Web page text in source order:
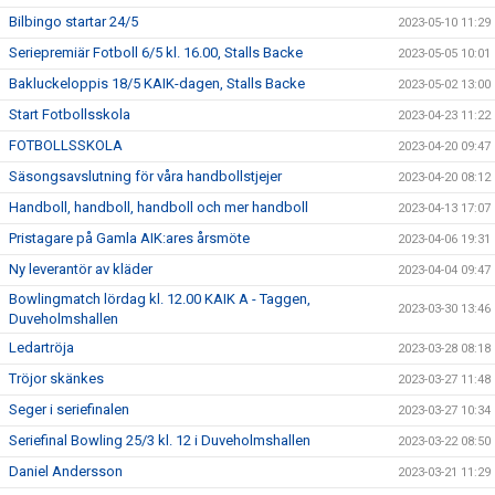
Bilbingo startar 24/5 2023-05-10 11:29
Seriepremiär Fotboll 6/5 kl. 16.00, Stalls Backe 2023-05-05 10:01
Bakluckeloppis 18/5 KAIK-dagen, Stalls Backe 2023-05-02 13:00
Start Fotbollsskola 2023-04-23 11:22
FOTBOLLSSKOLA 2023-04-20 09:47
Säsongsavslutning för våra handbollstjejer 2023-04-20 08:12
Handboll, handboll, handboll och mer handboll 2023-04-13 17:07
Pristagare på Gamla AIK:ares årsmöte 2023-04-06 19:31
Ny leverantör av kläder 2023-04-04 09:47
Bowlingmatch lördag kl. 12.00 KAIK A - Taggen,
Duveholmshallen
2023-03-30 13:46
Ledartröja 2023-03-28 08:18
Tröjor skänkes 2023-03-27 11:48
Seger i seriefinalen 2023-03-27 10:34
Seriefinal Bowling 25/3 kl. 12 i Duveholmshallen 2023-03-22 08:50
Daniel Andersson 2023-03-21 11:29